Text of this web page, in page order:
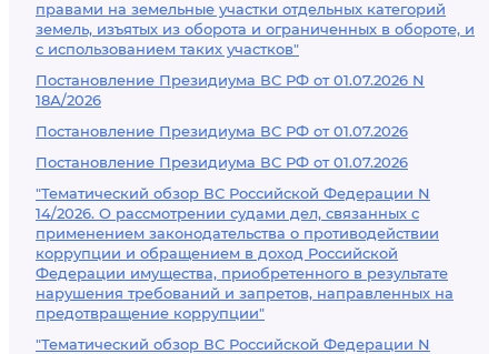
правами на земельные участки отдельных категорий
земель, изъятых из оборота и ограниченных в обороте, и
с использованием таких участков"
Постановление Президиума ВС РФ от 01.07.2026 N
18А/2026
Постановление Президиума ВС РФ от 01.07.2026
Постановление Президиума ВС РФ от 01.07.2026
"Тематический обзор ВС Российской Федерации N
14/2026. О рассмотрении судами дел, связанных с
применением законодательства о противодействии
коррупции и обращением в доход Российской
Федерации имущества, приобретенного в результате
нарушения требований и запретов, направленных на
предотвращение коррупции"
"Тематический обзор ВС Российской Федерации N